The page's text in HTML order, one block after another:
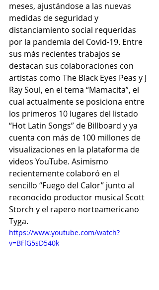
meses, ajustándose a las nuevas
medidas de seguridad y
distanciamiento social requeridas
por la pandemia del Covid-19. Entre
sus más recientes trabajos se
destacan sus colaboraciones con
artistas como The Black Eyes Peas y J
Ray Soul, en el tema “Mamacita”, el
cual actualmente se posiciona entre
los primeros 10 lugares del listado
“Hot Latin Songs” de Billboard y ya
cuenta con más de 100 millones de
visualizaciones en la plataforma de
videos YouTube. Asimismo
recientemente colaboró en el
sencillo “Fuego del Calor” junto al
reconocido productor musical Scott
Storch y el rapero norteamericano
Tyga.
https://www.youtube.com/watch?
v=BFlG5sD540k